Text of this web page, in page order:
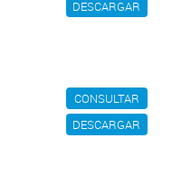
DESCARGAR
CONSULTAR
DESCARGAR